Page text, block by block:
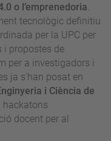
o l’emprenedoria.
tecnològic definitiu
per la UPC per
i propostes de
per a investigadors i
ja s’han posat en
i Ciència de
hackatons
docent per al